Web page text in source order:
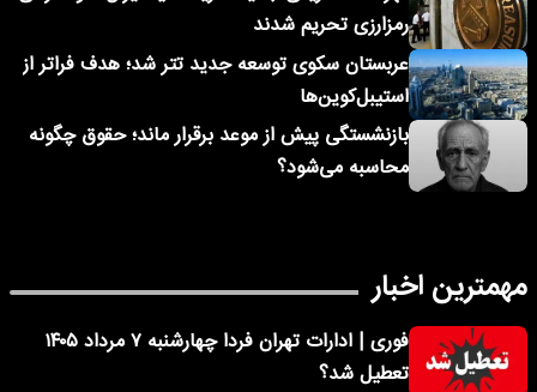
رمزارزی تحریم شدند
عربستان سکوی توسعه جدید تتر شد؛ هدف فراتر از
استیبل‌کوین‌ها
بازنشستگی پیش از موعد برقرار ماند؛ حقوق چگونه
محاسبه می‌شود؟
مهمترین اخبار
فوری | ادارات تهران فردا چهارشنبه ۷ مرداد ۱۴۰۵
تعطیل شد؟